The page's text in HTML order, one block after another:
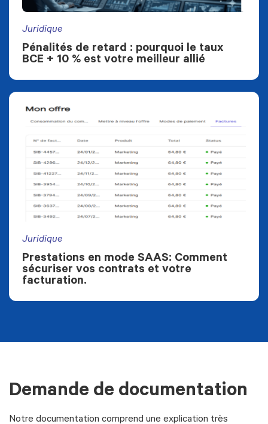
Juridique
Pénalités de retard : pourquoi le taux
BCE + 10 % est votre meilleur allié
Juridique
Prestations en mode SAAS: Comment
sécuriser vos contrats et votre
facturation.
Demande de documentation
Notre documentation comprend une explication très